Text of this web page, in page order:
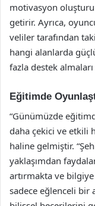
motivasyon
getirir. Ayrıca,
veliler tarafından
hangi alanlarda
fazla destek
Eğitimde
“Günümüzde
daha çekici ve etkili
haline gelmiştir.
yaklaşımdan
artırmakta ve
sadece eğlenceli bir